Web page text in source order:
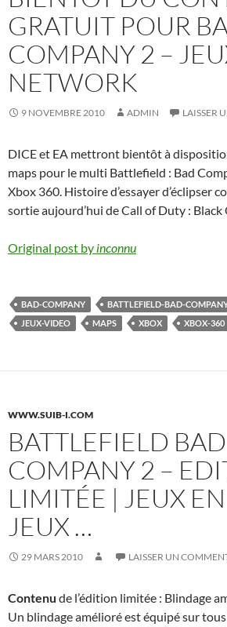
GRATUIT POUR
COMPANY 2 –
NETWORK
9 NOVEMBRE 2010 ADMIN LAISSER
DICE et EA mettront bientôt à
maps pour le multi Battlefield : Bad
Xbox 360. Histoire d’essayer d’éclipser
sortie aujourd’hui de Call of Duty :
Original post by inconnu
BAD-COMPANY BATTLEFIELD-BAD-
JEUX-VIDEO
MAPS XBOX XBOX-360
WWW.SUIB-I.COM
BATTLEFIELD BAD
COMPANY 2 –
LIMITÉE | JEUX
JEUX …
29 MARS 2010 LAISSER UN
Contenu de l’édition limitée : Blindage
Un blindage amélioré est équipé sur